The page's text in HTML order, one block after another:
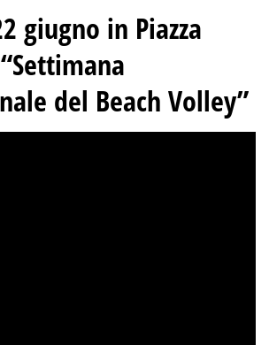
giugno in Piazza
del Beach Volley”